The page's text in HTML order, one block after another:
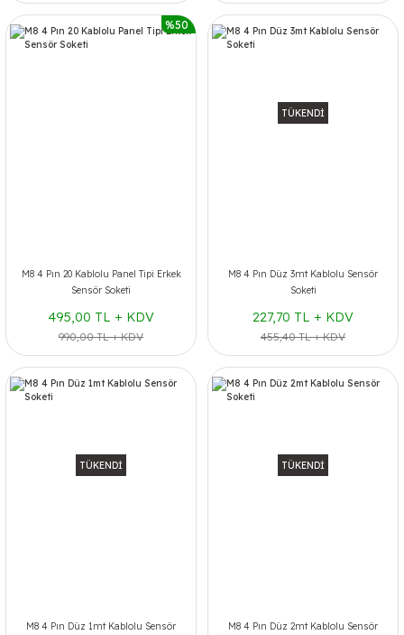
%50
M8 4 Pın 20 Kablolu Panel Tipi Erkek
Sensör Soketi
495,00 TL + KDV
990,00 TL + KDV
TÜKENDİ
M8 4 Pın Düz 3mt Kablolu Sensör
Soketi
227,70 TL + KDV
455,40 TL + KDV
TÜKENDİ
M8 4 Pın Düz 1mt Kablolu Sensör
TÜKENDİ
M8 4 Pın Düz 2mt Kablolu Sensör